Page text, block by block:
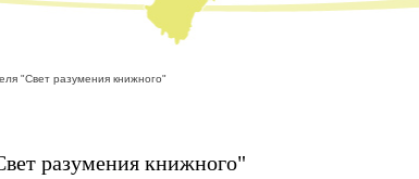
"Свет разумения книжного"
разумения книжного"